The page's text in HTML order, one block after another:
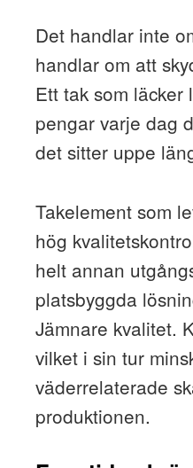
Det handlar inte
handlar om att
Ett tak som läcker
pengar varje dag
det sitter uppe
Takelement som
hög
helt annan
platsbyggda
Jämnare kvalitet.
vilket i sin tur
väderrelaterade
produktionen.